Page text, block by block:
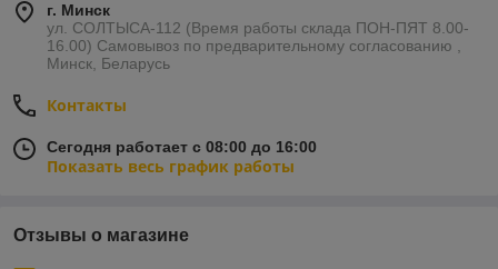
г. Минск
ул. СОЛТЫСА-112 (Время работы склада ПОН-ПЯТ 8.00-
16.00) Самовывоз по предварительному согласованию ,
Минск, Беларусь
Контакты
Сегодня работает с 08:00 до 16:00
Показать весь график работы
Отзывы о магазине